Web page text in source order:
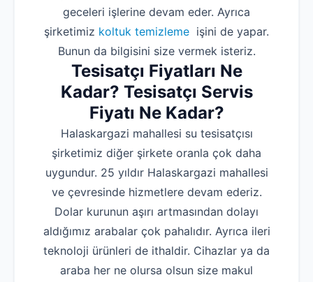
geceleri işlerine devam eder. Ayrıca
şirketimiz koltuk temizleme işini de yapar.
Bunun da bilgisini size vermek isteriz.
Tesisatçı Fiyatları Ne
Kadar? Tesisatçı Servis
Fiyatı Ne Kadar?
Halaskargazi mahallesi su tesisatçısı
şirketimiz diğer şirkete oranla çok daha
uygundur. 25 yıldır Halaskargazi mahallesi
ve çevresinde hizmetlere devam ederiz.
Dolar kurunun aşırı artmasından dolayı
aldığımız arabalar çok pahalıdır. Ayrıca ileri
teknoloji ürünleri de ithaldir. Cihazlar ya da
araba her ne olursa olsun size makul